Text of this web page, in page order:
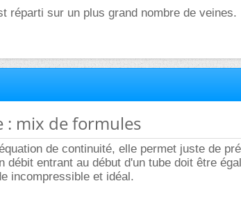
réparti sur un plus grand nombre de veines.
: mix de formules
de continuité, elle permet juste de
débit entrant au début d'un tube doit être
incompressible et idéal.